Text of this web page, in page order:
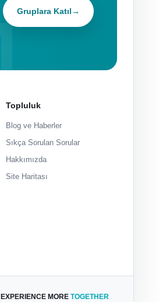
Gruplara Katıl→
Topluluk
Blog ve Haberler
Sıkça Sorulan Sorular
Hakkımızda
Site Haritası
EXPERIENCE MORE TOGETHER